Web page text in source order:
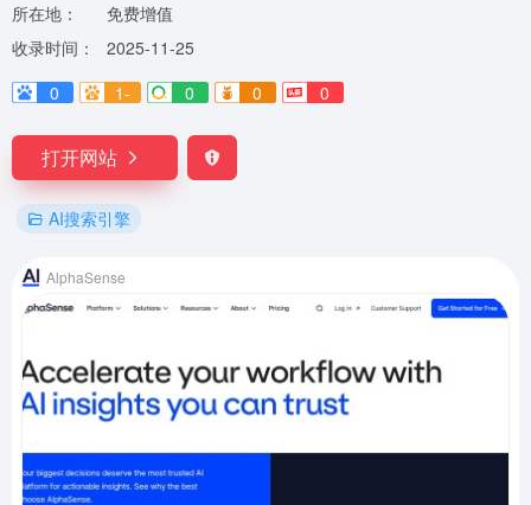
所在地：
免费增值
收录时间：
2025-11-25
0
1- 0 0 0
打开网站
AI搜索引擎
AlphaSense